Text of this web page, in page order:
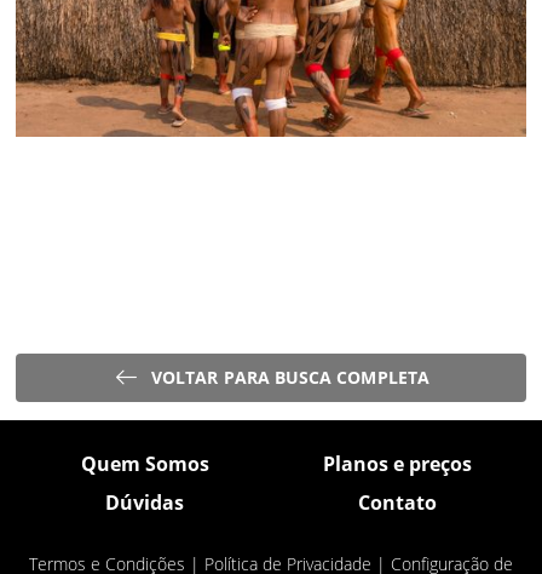
VOLTAR PARA BUSCA COMPLETA
Quem Somos
Planos e preços
Dúvidas
Contato
Termos e Condições | Política de Privacidade | Configuração de